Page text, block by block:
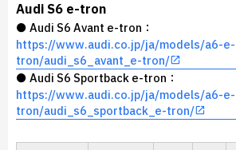
Audi S6 e-tron
● Audi S6 Avant e-tron：
https://www.audi.co.jp/ja/models/a6-e-
tron/audi_s6_avant_e-tron/
● Audi S6 Sportback e-tron：
https://www.audi.co.jp/ja/models/a6-e-
tron/audi_s6_sportback_e-tron/